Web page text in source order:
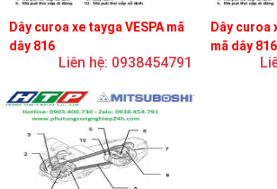
Dây curoa xe tayga VESPA mã
dây 816
Liên hệ: 0938454791
Dây curoa
mã dây 816